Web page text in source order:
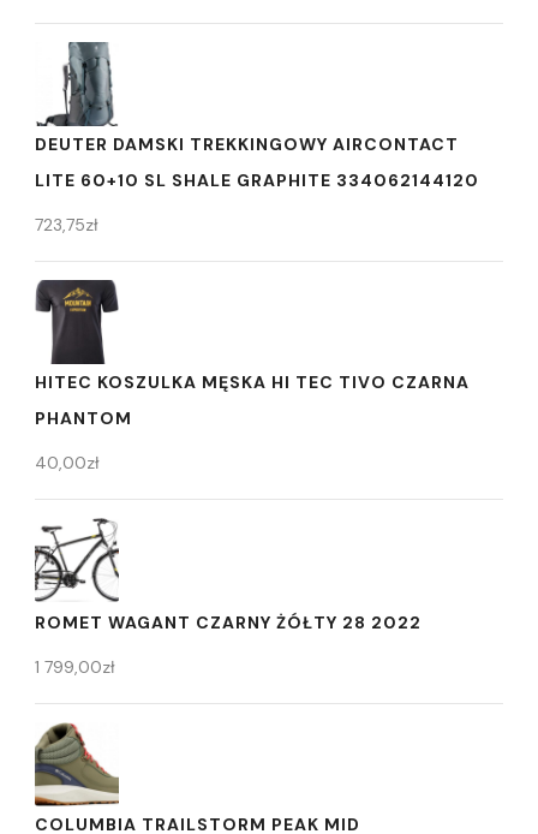
DEUTER DAMSKI TREKKINGOWY AIRCONTACT
LITE 60+10 SL SHALE GRAPHITE 334062144120
723,75zł
HITEC KOSZULKA MĘSKA HI TEC TIVO CZARNA
PHANTOM
40,00zł
ROMET WAGANT CZARNY ŻÓŁTY 28 2022
1 799,00zł
COLUMBIA TRAILSTORM PEAK MID